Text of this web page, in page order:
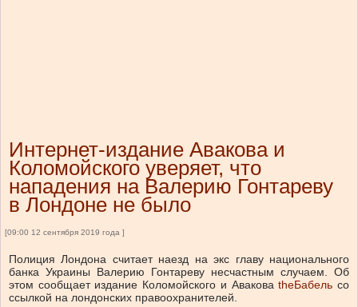
Интернет-издание Авакова и
Коломойского уверяет, что
нападения на Валерию Гонтареву
в Лондоне не было
[09:00 12 сентября 2019 года ]
Полиция Лондона считает наезд на экс главу национального
банка Украины Валерию Гонтареву несчастным случаем. Об
этом сообщает издание Коломойского и АваковаtheБабель со
ссылкой на лондонских правоохранителей.